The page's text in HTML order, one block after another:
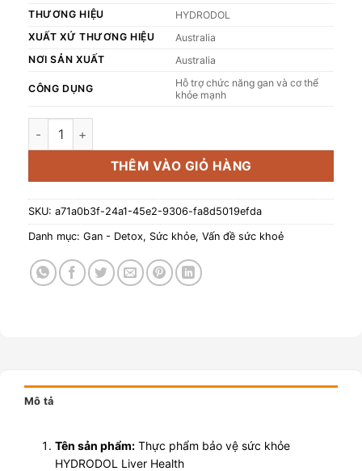
THƯƠNG HIỆU
HYDRODOL
XUẤT XỨ THƯƠNG HIỆU
Australia
NƠI SẢN XUẤT
Australia
CÔNG DỤNG
Hỗ trợ chức năng gan và cơ thể
khỏe mạnh
Thực phẩm bảo vệ sức khỏe HYDRODOL Liver Health số
THÊM VÀO GIỎ HÀNG
SKU: a71a0b3f-24a1-45e2-9306-fa8d5019efda
Danh mục: Gan - Detox, Sức khỏe, Vấn đề sức khoẻ
Mô tả
Tên sản phẩm: Thực phẩm bảo vệ sức khỏe
HYDRODOL Liver Health